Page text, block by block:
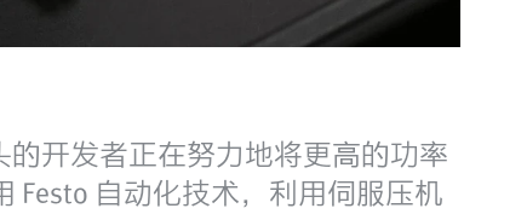
开发者正在努力地将更高的功率
Festo 自动化技术，利用伺服压机